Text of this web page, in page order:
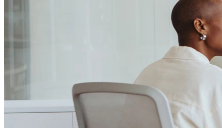
Institucional
Código Corporativo de Conduta Ética
Compromisso com o Meio Ambiente
Educação Financeira
Governança Corporativa
Política de Prevenção à Lavagem de Dinheiro
Política de Privacidade